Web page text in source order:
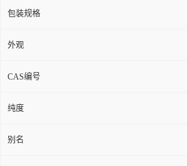
包装规格
外观
CAS编号
纯度
别名